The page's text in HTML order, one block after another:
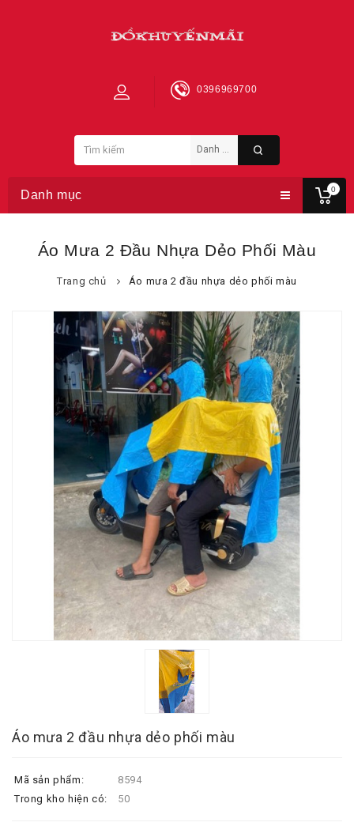
0
0396969700
Danh mục
Áo Mưa 2 Đầu Nhựa Dẻo Phối Màu
Trang chủ Áo mưa 2 đầu nhựa dẻo phối màu
Áo mưa 2 đầu nhựa dẻo phối màu
Mã sản phẩm:
8594
Trong kho hiện có:
50